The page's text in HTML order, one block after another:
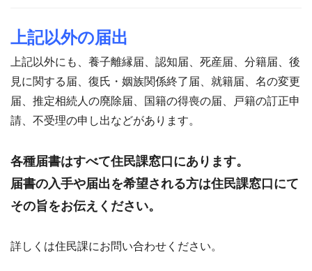
上記以外の届出
上記以外にも、養子離縁届、認知届、死産届、分籍届、後
見に関する届、復氏・姻族関係終了届、就籍届、名の変更
届、推定相続人の廃除届、国籍の得喪の届、戸籍の訂正申
請、不受理の申し出などがあります。
各種届書はすべて住民課窓口にあります。
届書の入手や届出を希望される方は住民課窓口にて
その旨をお伝えください。
詳しくは住民課にお問い合わせください。